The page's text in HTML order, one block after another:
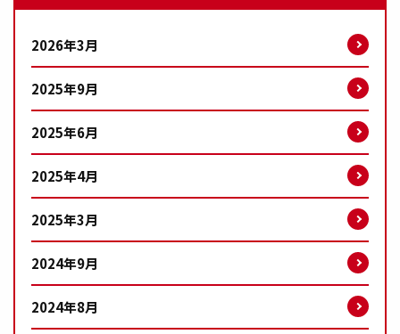
2026年3月
2025年9月
2025年6月
2025年4月
2025年3月
2024年9月
2024年8月